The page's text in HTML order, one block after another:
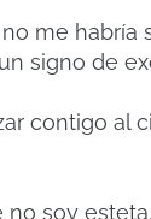
me habría
signo de
contigo al
no soy